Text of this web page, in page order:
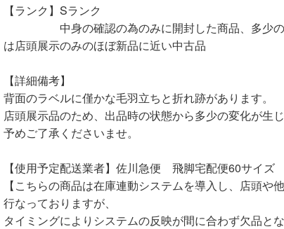
【ランク】Sランク
中身の確認の為のみに開封した商品、多少の
は店頭展示のみのほぼ新品に近い中古品
【詳細備考】
背面のラベルに僅かな毛羽立ちと折れ跡があります。
店頭展示品のため、出品時の状態から多少の変化が生
予めご了承くださいませ。
【使用予定配送業者】佐川急便 飛脚宅配便60サイズ
【こちらの商品は在庫連動システムを導入し、店頭や
行なっておりますが、
タイミングによりシステムの反映が間に合わず欠品と